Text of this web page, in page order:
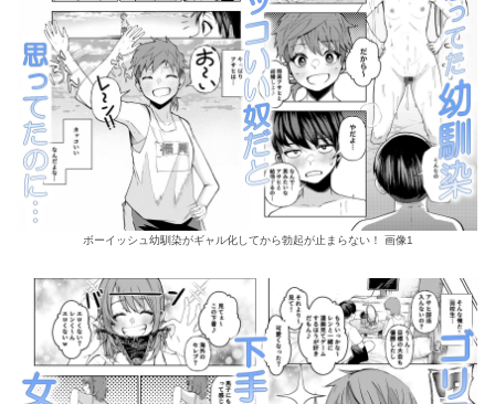
ボーイッシュ幼馴染がギャル化してから勃起が止まらない！ 画像1